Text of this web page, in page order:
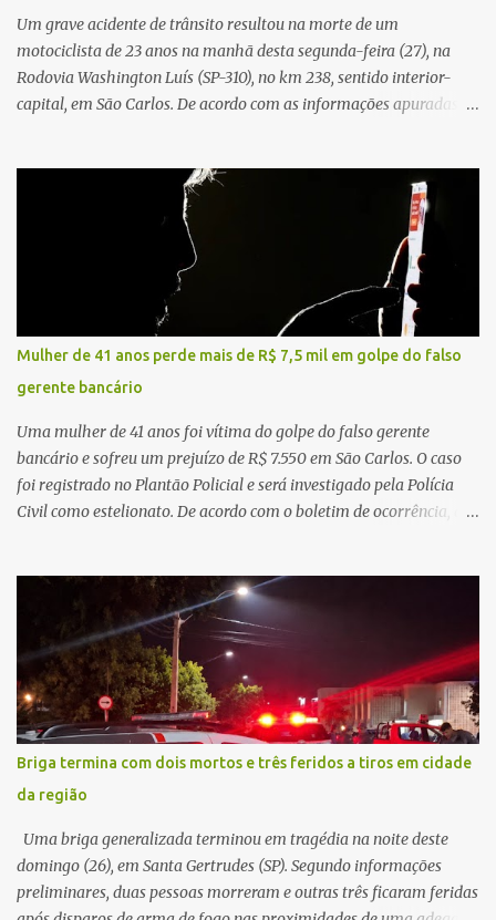
já apresentava antes do furto. O carro possui seguro e, segundo a
v...
Um grave acidente de trânsito resultou na morte de um
motociclista de 23 anos na manhã desta segunda-feira (27), na
Rodovia Washington Luís (SP-310), no km 238, sentido interior-
capital, em São Carlos. De acordo com as informações apuradas no
veículo, o trânsito estava lento e congestionado devido a obras
realizadas na rodovia, momento em que ocorreu o impacto. Com
a violência da colisão, o motociclista foi arremessado ao solo.
Testemunhas relataram que o capacete teria se desprendido
durante o acidente. O jovem sofreu ferimentos gravíssimos e
morreu ainda no local. Equipes de resgate e de atendimento da
concessionária responsável pela rodovia foram acionadas e
realizaram a sinalização da via, além de prestarem socorro à
vítima. No entanto, o óbito foi constatado ainda no local do
acidente. A Polícia Militar Rodoviária compareceu para o registro
da ocorrência...
Mulher de 41 anos perde mais de R$ 7,5 mil em golpe do falso
gerente bancário
Uma mulher de 41 anos foi vítima do golpe do falso gerente
bancário e sofreu um prejuízo de R$ 7.550 em São Carlos. O caso
foi registrado no Plantão Policial e será investigado pela Polícia
Civil como estelionato. De acordo com o boletim de ocorrência, a
suspeito alegou que seria necessário atualizar o cadastro da conta
e passou a orientar a vítima sobre os procedimentos que deveriam
ser realizados. Dias depois, o golpista enviou um documento em
PDF simulando uma comunicação oficial da instituição financeira.
Na sequência, entrou em contato por telefone e encaminhou um
link, orientando a vítima a acessá-lo pelo computador para
concluir a suposta atualização cadastral. Após realizar o
procedimento, a conta bancária ficou bloqueada por algumas
horas. Sem conseguir acessar o sistema, a vítima tentou
novamente contato com o suposto gerente, mas não obteve
resposta. Na segunda-fe...
Briga termina com dois mortos e três feridos a tiros em cidade
da região
Uma briga generalizada terminou em tragédia na noite deste
domingo (26), em Santa Gertrudes (SP). Segundo informações
preliminares, duas pessoas morreram e outras três ficaram feridas